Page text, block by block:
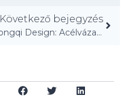
Következő bejegyzés
Dongqi Design: Acélvázak és váltakozó homlokzatok Sanghajban!